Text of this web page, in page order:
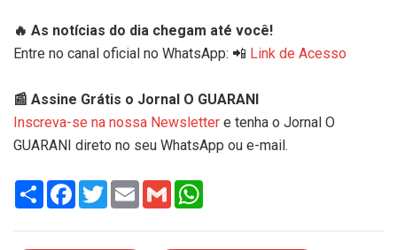
🔥 As notícias do dia chegam até você!
Entre no canal oficial no WhatsApp: 📲 Link de Acesso
📰 Assine Grátis o Jornal O GUARANI
Inscreva-se na nossa Newsletter e tenha o Jornal O
GUARANI direto no seu WhatsApp ou e-mail.
Share Facebook
TwitterEmail Gmail